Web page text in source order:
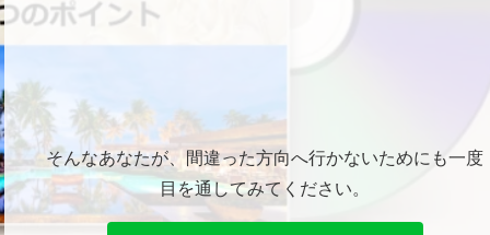
そんなあなたが、間違った方向へ行かないためにも一度
目を通してみてください。